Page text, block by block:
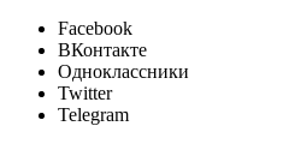
Facebook
ВКонтакте
Одноклассники
Twitter
Telegram